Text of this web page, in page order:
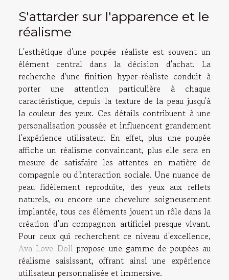
S'attarder sur l'apparence et le
réalisme
L'esthétique d'une poupée réaliste est souvent un
élément central dans la décision d'achat. La
recherche d'une finition hyper-réaliste conduit à
porter une attention particulière à chaque
caractéristique, depuis la texture de la peau jusqu'à
la couleur des yeux. Ces détails contribuent à une
personalisation poussée et influencent grandement
l'expérience utilisateur. En effet, plus une poupée
affiche un réalisme convaincant, plus elle sera en
mesure de satisfaire les attentes en matière de
compagnie ou d'interaction sociale. Une nuance de
peau fidèlement reproduite, des yeux aux reflets
naturels, ou encore une chevelure soigneusement
implantée, tous ces éléments jouent un rôle dans la
création d'un compagnon artificiel presque vivant.
Pour ceux qui recherchent ce niveau d'excellence,
Ava Love Doll propose une gamme de poupées au
réalisme saisissant, offrant ainsi une expérience
utilisateur personnalisée et immersive.